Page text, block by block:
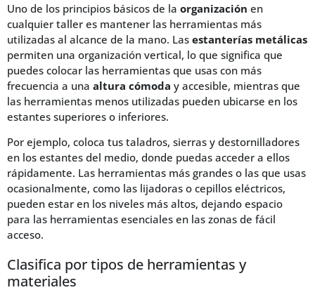
Uno de los principios básicos de la organización en
cualquier taller es mantener las herramientas más
utilizadas al alcance de la mano. Las estanterías metálicas
permiten una organización vertical, lo que significa que
puedes colocar las herramientas que usas con más
frecuencia a una altura cómoda y accesible, mientras que
las herramientas menos utilizadas pueden ubicarse en los
estantes superiores o inferiores.
Por ejemplo, coloca tus taladros, sierras y destornilladores
en los estantes del medio, donde puedas acceder a ellos
rápidamente. Las herramientas más grandes o las que usas
ocasionalmente, como las lijadoras o cepillos eléctricos,
pueden estar en los niveles más altos, dejando espacio
para las herramientas esenciales en las zonas de fácil
acceso.
Clasifica por tipos de herramientas y
materiales